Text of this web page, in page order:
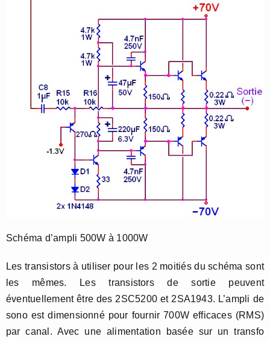
Schéma d’ampli 500W à 1000W
Les transistors à utiliser pour les 2 moitiés du schéma sont
les mêmes. Les transistors de sortie peuvent
éventuellement être des 2SC5200 et 2SA1943. L’ampli de
sono est dimensionné pour fournir 700W efficaces (RMS)
par canal. Avec une alimentation basée sur un transfo